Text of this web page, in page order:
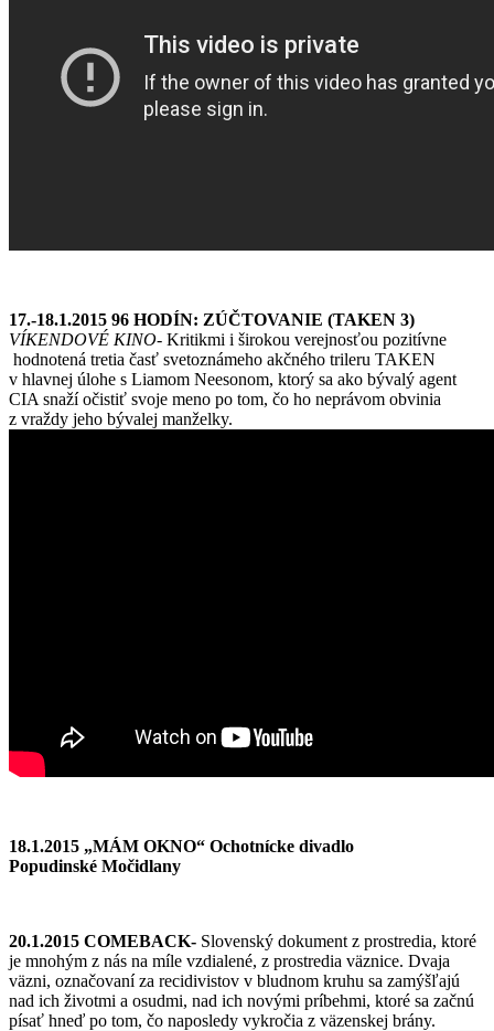
17.-18.1.2015 96 HODÍN: ZÚČTOVANIE (TAKEN 3)
VÍKENDOVÉ KINO- Kritikmi i širokou verejnosťou pozitívne
hodnotená tretia časť svetoznámeho akčného trileru TAKEN
v hlavnej úlohe s Liamom Neesonom, ktorý sa ako bývalý agent
CIA snaží očistiť svoje meno po tom, čo ho neprávom obvinia
z vraždy jeho bývalej manželky.
18.1.2015 „MÁM OKNO“ Ochotnícke divadlo
Popudinské Močidlany
20.1.2015 COMEBACK- Slovenský dokument z prostredia, ktoré
je mnohým z nás na míle vzdialené, z prostredia väznice. Dvaja
väzni, označovaní za recidivistov v bludnom kruhu sa zamýšľajú
nad ich životmi a osudmi, nad ich novými príbehmi, ktoré sa začnú
písať hneď po tom, čo naposledy vykročia z väzenskej brány.